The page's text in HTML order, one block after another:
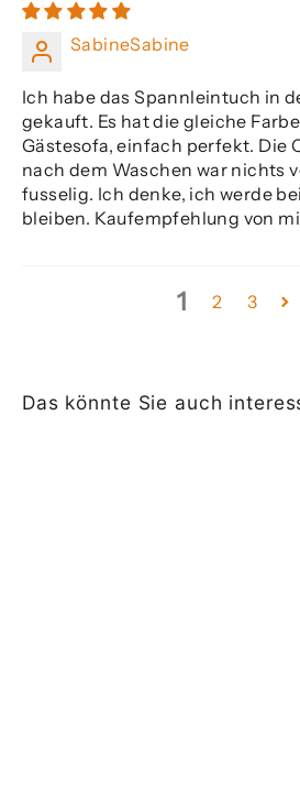
SabineSabine
Ich habe das Spannleintuch in
gekauft. Es hat die gleiche
Gästesofa, einfach perfekt. Die
nach dem Waschen war nichts
fusselig. Ich denke, ich werde
bleiben. Kaufempfehlung von
1 2 3
Das könnte Sie auch